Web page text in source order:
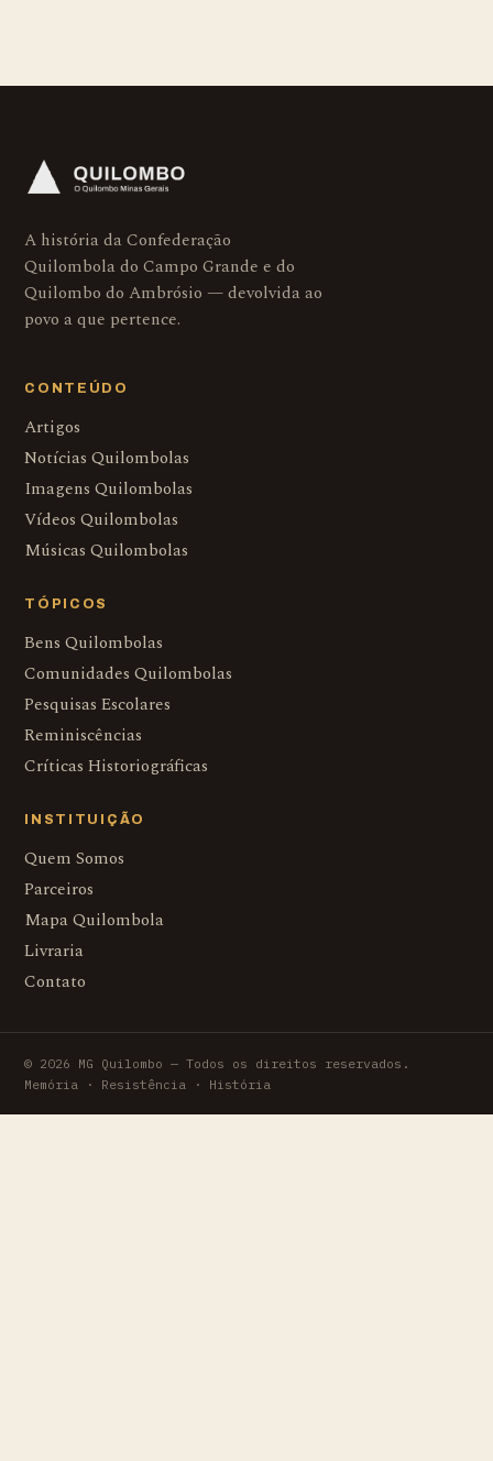
A história da Confederação
Quilombola do Campo Grande e do
Quilombo do Ambrósio — devolvida ao
povo a que pertence.
CONTEÚDO
Artigos
Notícias Quilombolas
Imagens Quilombolas
Vídeos Quilombolas
Músicas Quilombolas
TÓPICOS
Bens Quilombolas
Comunidades Quilombolas
Pesquisas Escolares
Reminiscências
Críticas Historiográficas
INSTITUIÇÃO
Quem Somos
Parceiros
Mapa Quilombola
Livraria
Contato
© 2026 MG Quilombo — Todos os direitos reservados.
Memória · Resistência · História